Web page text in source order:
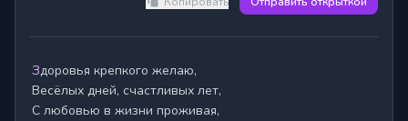
Здоровья крепкого желаю,
Весёлых дней, счастливых лет,
С любовью в жизни проживая,